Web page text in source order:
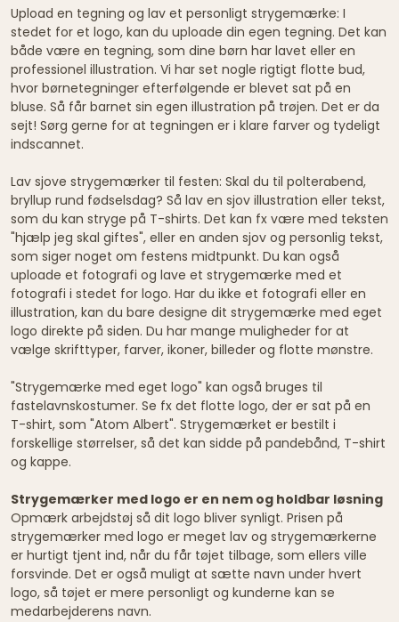
Upload en tegning og lav et personligt strygemærke: I
stedet for et logo, kan du uploade din egen tegning. Det kan
både være en tegning, som dine børn har lavet eller en
professionel illustration. Vi har set nogle rigtigt flotte bud,
hvor børnetegninger efterfølgende er blevet sat på en
bluse. Så får barnet sin egen illustration på trøjen. Det er da
sejt! Sørg gerne for at tegningen er i klare farver og tydeligt
indscannet.
Lav sjove strygemærker til festen: Skal du til polterabend,
bryllup rund fødselsdag? Så lav en sjov illustration eller tekst,
som du kan stryge på T-shirts. Det kan fx være med teksten
"hjælp jeg skal giftes", eller en anden sjov og personlig tekst,
som siger noget om festens midtpunkt. Du kan også
uploade et fotografi og lave et strygemærke med et
fotografi i stedet for logo. Har du ikke et fotografi eller en
illustration, kan du bare designe dit strygemærke med eget
logo direkte på siden. Du har mange muligheder for at
vælge skrifttyper, farver, ikoner, billeder og flotte mønstre.
"Strygemærke med eget logo" kan også bruges til
fastelavnskostumer. Se fx det flotte logo, der er sat på en
T-shirt, som "Atom Albert". Strygemærket er bestilt i
forskellige størrelser, så det kan sidde på pandebånd, T-shirt
og kappe.
Strygemærker med logo er en nem og holdbar løsning
Opmærk arbejdstøj så dit logo bliver synligt. Prisen på
strygemærker med logo er meget lav og strygemærkerne
er hurtigt tjent ind, når du får tøjet tilbage, som ellers ville
forsvinde. Det er også muligt at sætte navn under hvert
logo, så tøjet er mere personligt og kunderne kan se
medarbejderens navn.